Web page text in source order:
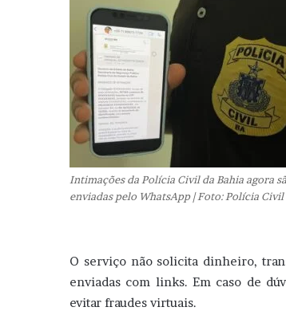
Intimações da Polícia Civil da Bahia agora
enviadas pelo WhatsApp | Foto: Polícia Civil
O serviço não solicita dinheiro,
enviadas com links. Em caso de
evitar fraudes virtuais.